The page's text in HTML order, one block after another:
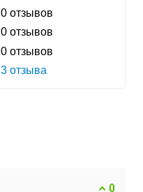
0 отзывов
0 отзывов
0 отзывов
3 отзыва
0